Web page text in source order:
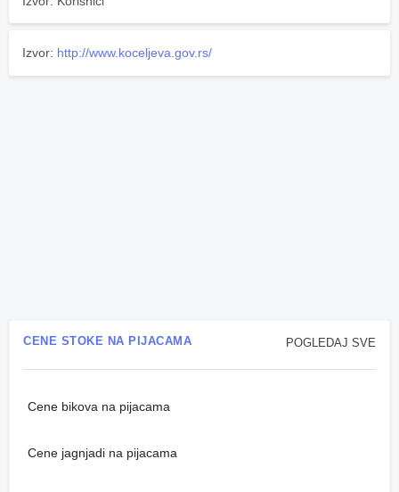
Izvor: http://www.koceljeva.gov.rs/
POGLEDAJ SVE
CENE STOKE NA PIJACAMA
Cene bikova na pijacama
Cene jagnjadi na pijacama